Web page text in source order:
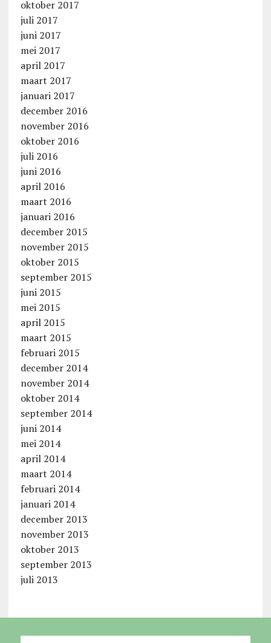
oktober 2017
juli 2017
juni 2017
mei 2017
april 2017
maart 2017
januari 2017
december 2016
november 2016
oktober 2016
juli 2016
juni 2016
april 2016
maart 2016
januari 2016
december 2015
november 2015
oktober 2015
september 2015
juni 2015
mei 2015
april 2015
maart 2015
februari 2015
december 2014
november 2014
oktober 2014
september 2014
juni 2014
mei 2014
april 2014
maart 2014
februari 2014
januari 2014
december 2013
november 2013
oktober 2013
september 2013
juli 2013